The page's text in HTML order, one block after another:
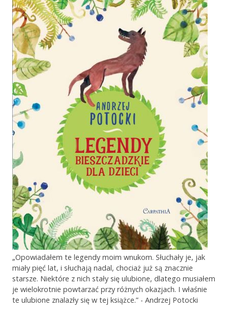
„Opowiadałem te legendy moim wnukom. Słuchały je, jak
miały pięć lat, i słuchają nadal, chociaż już są znacznie
starsze. Niektóre z nich stały się ulubione, dlatego musiałem
je wielokrotnie powtarzać przy różnych okazjach. I właśnie
te ulubione znalazły się w tej książce.” - Andrzej Potocki